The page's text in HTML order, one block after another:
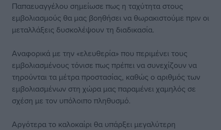
Παπαευαγγέλου σημείωσε πως η ταχύτητα στους
εμβολιασμούς θα μας βοηθήσει να θωρακιστούμε πριν οι
μεταλλάξεις δυσκολέψουν τη διαδικασία.
Αναφορικά με την «ελευθερία» που περιμένει τους
εμβολιασμένους τόνισε πως πρέπει να συνεχίζουν να
τηρούνται τα μέτρα προστασίας, καθώς ο αριθμός των
εμβολιασμένων στη χώρα μας παραμένει χαμηλός σε
σχέση με τον υπόλοιπο πληθυσμό.
Αργότερα το καλοκαίρι θα υπάρξει μεγαλύτερη